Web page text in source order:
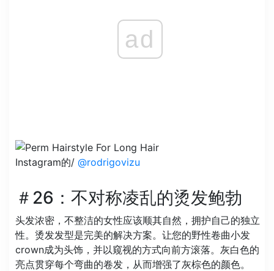
ad
Instagram的/ @rodrigovizu
＃26：不对称凌乱的烫发鲍勃
头发浓密，不整洁的女性应该顺其自然，拥护自己的独立
性。烫发发型是完美的解决方案。让您的野性卷曲小发
crown成为头饰，并以窥视的方式向前方滚落。灰白色的
亮点贯穿每个弯曲的卷发，从而增强了灰棕色的颜色。